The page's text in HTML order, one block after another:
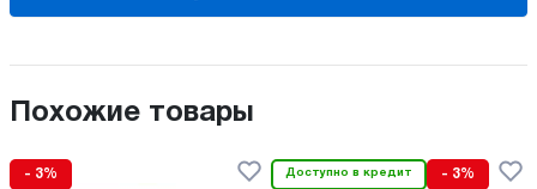
Похожие товары
- 3% Доступно в кредит - 3%